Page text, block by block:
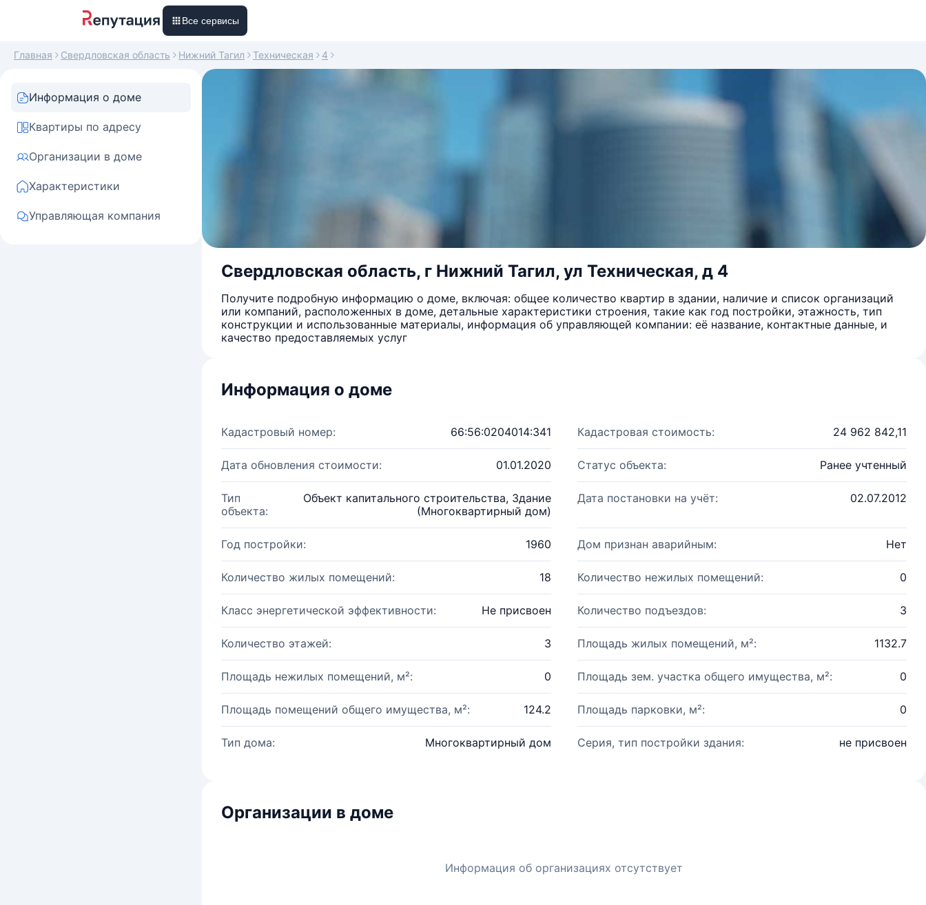
Все сервисы
Главная Свердловская область Нижний Тагил Техническая 4
Информация о доме
Квартиры по адресу
Организации в доме
Характеристики
Управляющая компания
Свердловская область, г Нижний Тагил, ул Техническая, д 4
Получите подробную информацию о доме, включая: общее количество квартир в здании, наличие и список организаций
или компаний, расположенных в доме, детальные характеристики строения, такие как год постройки, этажность, тип
конструкции и использованные материалы, информация об управляющей компании: её название, контактные данные, и
качество предоставляемых услуг
Информация о доме
Кадастровый номер: 66:56:0204014:341 Кадастровая стоимость: 24 962 842,11
Дата обновления стоимости: 01.01.2020 Статус объекта: Ранее учтенный
Тип
объекта:
Объект капитального строительства, Здание
(Многоквартирный дом)
Дата постановки на учёт: 02.07.2012
Год постройки: 1960 Дом признан аварийным: Нет
Количество жилых помещений: 18 Количество нежилых помещений: 0
Класс энергетической эффективности: Не присвоен Количество подъездов: 3
Количество этажей: 3 Площадь жилых помещений, м²: 1132.7
Площадь нежилых помещений, м²: 0 Площадь зем. участка общего имущества, м²: 0
Площадь помещений общего имущества, м²: 124.2 Площадь парковки, м²: 0
Тип дома: Многоквартирный дом Серия, тип постройки здания: не присвоен
Организации в доме
Информация об организациях отсутствует